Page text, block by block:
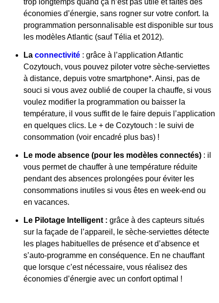
trop longtemps quand ça n’est pas utile et faites des
économies d’énergie, sans rogner sur votre confort. la
programmation personnalisable est disponible sur tous
les modèles Atlantic (sauf Télia et 2012).
La connectivité : grâce à l’application Atlantic
Cozytouch, vous pouvez piloter votre sèche-serviettes
à distance, depuis votre smartphone*. Ainsi, pas de
souci si vous avez oublié de couper la chauffe, si vous
voulez modifier la programmation ou baisser la
température, il vous suffit de le faire depuis l’application
en quelques clics. Le + de Cozytouch : le suivi de
consommation (voir encadré plus bas) !
Le mode absence (pour les modèles connectés) : il
vous permet de chauffer à une température réduite
pendant des absences prolongées pour éviter les
consommations inutiles si vous êtes en week-end ou
en vacances.
Le Pilotage Intelligent : grâce à des capteurs situés
sur la façade de l’appareil, le sèche-serviettes détecte
les plages habituelles de présence et d’absence et
s’auto-programme en conséquence. En ne chauffant
que lorsque c’est nécessaire, vous réalisez des
économies d’énergie avec un confort optimal !